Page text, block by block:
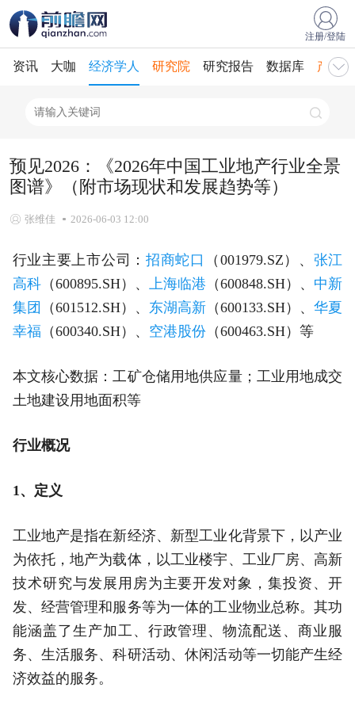
注册/登陆
资讯 大咖 经济学人 研究院 研究报告 数据库 产业
预见2026：《2026年中国工业地产行业全景
图谱》（附市场现状和发展趋势等）
张维佳 2026-06-03 12:00
行业主要上市公司： 招商蛇口 （001979.SZ）、 张江
高科（600895.SH）、 上海临港 （600848.SH）、 中新
集团
（601512.SH）、 东湖高新 （600133.SH）、华夏
幸福 （600340.SH）、 空港股份（600463.SH）等
本文核心数据：工矿仓储用地供应量；工业用地成交
土地建设用地面积等
行业概况
1、定义
工业地产是指在新经济、新型工业化背景下，以产业
为依托，地产为载体，以工业楼宇、工业厂房、高新
技术研究与发展用房为主要开发对象，集投资、开
发、经营管理和服务等为一体的工业物业总称。其功
能涵盖了生产加工、行政管理、物流配送、商业服
务、生活服务、科研活动、休闲活动等一切能产生经
济效益的服务。